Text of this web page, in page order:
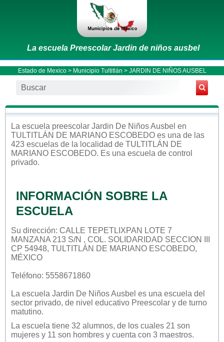
La escuela Preescolar Jardin de niños ausbel
Estado de Mexico> Municipio Tultitlán > JARDIN DE NIÑOS AUSBEL
La escuela preescolar Jardin De Niños Ausbel en
TULTITLÁN DE MARIANO ESCOBEDO es una de las
423 escuelas de la localidad de TULTITLÁN DE
MARIANO ESCOBEDO. Es una escuela de control
privado.
INFORMACIÓN SOBRE LA
ESCUELA
Su dirección: CALLE TEPETLIXPAN LOTE 7
MANZANA 213 S/N , COL. SOLIDARIDAD SECCION III
CP 54948, TULTITLÁN DE MARIANO ESCOBEDO,
MÉXICO
Teléfono: 5558671860
La escuela Jardin De Niños Ausbel es una escuela del
sector privado, de nivel educativo Preescolar y de turno
matutino.
La escuela tiene 32 alumnos, de los cuales 21 son
mujeres y 11 son hombres y cuenta con 3 maestros.